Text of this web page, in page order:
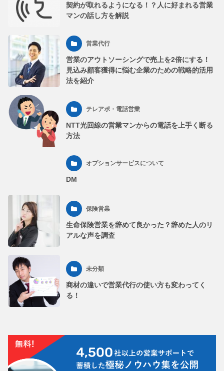
契約が取れるようになる！？人に好まれる営業
マンの話し方を解説
営業代行
営業のアウトソーシングで売上を2倍にする！
見込み顧客獲得に悩む企業のための戦略的活用
法を紹介
テレアポ・電話営業
NTT光回線の営業マンからの電話を上手く断る
方法
オプションサービスについて
DM
保険営業
生命保険営業を辞めて良かった？辞めた人のリ
アルな声を調査
未分類
商材の違いで営業代行の使い方も変わってく
る！